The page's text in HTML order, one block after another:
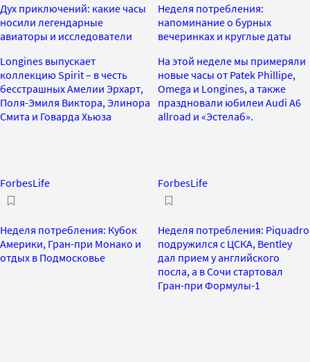
Дух приключений: какие часы
носили легендарные
авиаторы и исследователи
Longines выпускает
коллекцию Spirit – в честь
бесстрашных Амелии Эрхарт,
Поля-Эмиля Виктора, Элинора
Смита и Говарда Хьюза
Неделя потребления:
напоминание о бурных
вечеринках и круглые даты
На этой неделе мы примеряли
новые часы от Patek Phillipe,
Omega и Longines, а также
праздновали юбилеи Audi A6
allroad и «Эстелаб».
ForbesLife
Неделя потребления: Кубок
Америки, Гран-при Монако и
отдых в Подмосковье
ForbesLife
Неделя потребления: Piquadro
подружился с ЦСКА, Bentley
дал прием у английского
посла, а в Сочи стартовал
Гран-при Формулы-1